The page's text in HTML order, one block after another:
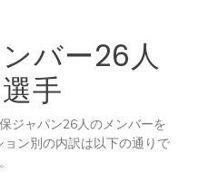
バー26人
手
ジャパン26人のメンバーを
ン別の内訳は以下の通りで